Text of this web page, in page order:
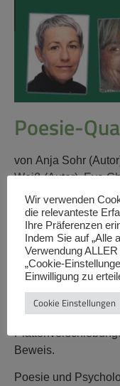
Poesie-
von Anja Sohr
Weiß (Autor), Eva
ca. 124 Seiten
Eva Christina Zeller
Wort, mit jeder
für die kleinen
Beweis.
Poesie und
Wir verwenden
die relevanteste
Ihre Präferenzen
Indem Sie auf „Alle
Verwendung
„Cookie-
Einwilligung zu
Cookie Einstellungen